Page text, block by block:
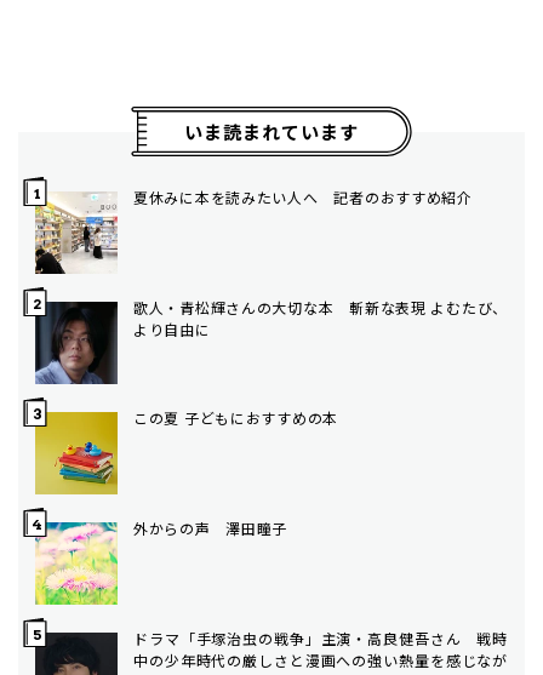
いま読まれています
夏休みに本を読みたい人へ 記者のおすすめ紹介
歌人・青松輝さんの大切な本 斬新な表現 よむたび、
より自由に
この夏 子どもにおすすめの本
外からの声 澤田瞳子
ドラマ「手塚治虫の戦争」主演・高良健吾さん 戦時
中の少年時代の厳しさと漫画への強い熱量を感じなが